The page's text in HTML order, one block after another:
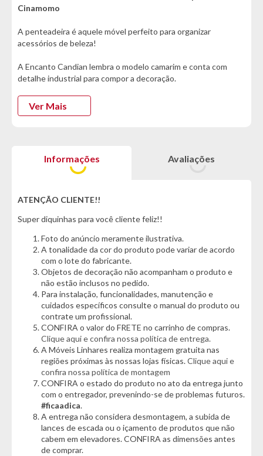
Cinamomo
A penteadeira é aquele móvel perfeito para organizar
acessórios de beleza!
A Encanto Candian lembra o modelo camarim e conta com
detalhe industrial para compor a decoração.
organizadora de objetos, puxadores em ABS e corrediça
telescópica.
Informações Técnicas:
- Marca: JCM movelaria
- Material: MDP
Cor:
Características:
- 4 prateleiras
- Puxador em ABS
- Detalhe industrial
- Colmeia organizadora de objetos
- Gaveta com corrediça telescópica
Dimensões:
- Altura: 150cm
- Largura: 100cm
- Profundidade: 40cm
*Garantia do Fornecedor: 3 Meses*(Se conter vidro ou
espelho danificado/quebrado, o prazo para solicitar a troca é
de até 7 dias corridos após a data da entrega)
Ver Mais
Informações Avaliações
ATENÇÃO CLIENTE!!
Super diquinhas para você cliente feliz!!
Foto do anúncio meramente ilustrativa.
A tonalidade da cor do produto pode variar de acordo
com o lote do fabricante.
Objetos de decoração não acompanham o produto e
não estão inclusos no pedido.
Para instalação, funcionalidades, manutenção e
cuidados específicos consulte o manual do produto ou
contrate um profissional.
CONFIRA o valor do FRETE no carrinho de compras.
Clique aqui e confira nossa política de entrega.
A Móveis Linhares realiza montagem gratuita nas
regiões próximas às nossas lojas físicas.Clique aqui e
confira nossa política de montagem
CONFIRA o estado do produto no ato da entrega junto
com o entregador, prevenindo-se de problemas futuros.
#ficaadica.
A entrega não considera desmontagem, a subida de
lances de escada ou o içamento de produtos que não
cabem em elevadores. CONFIRA as dimensões antes
de comprar.